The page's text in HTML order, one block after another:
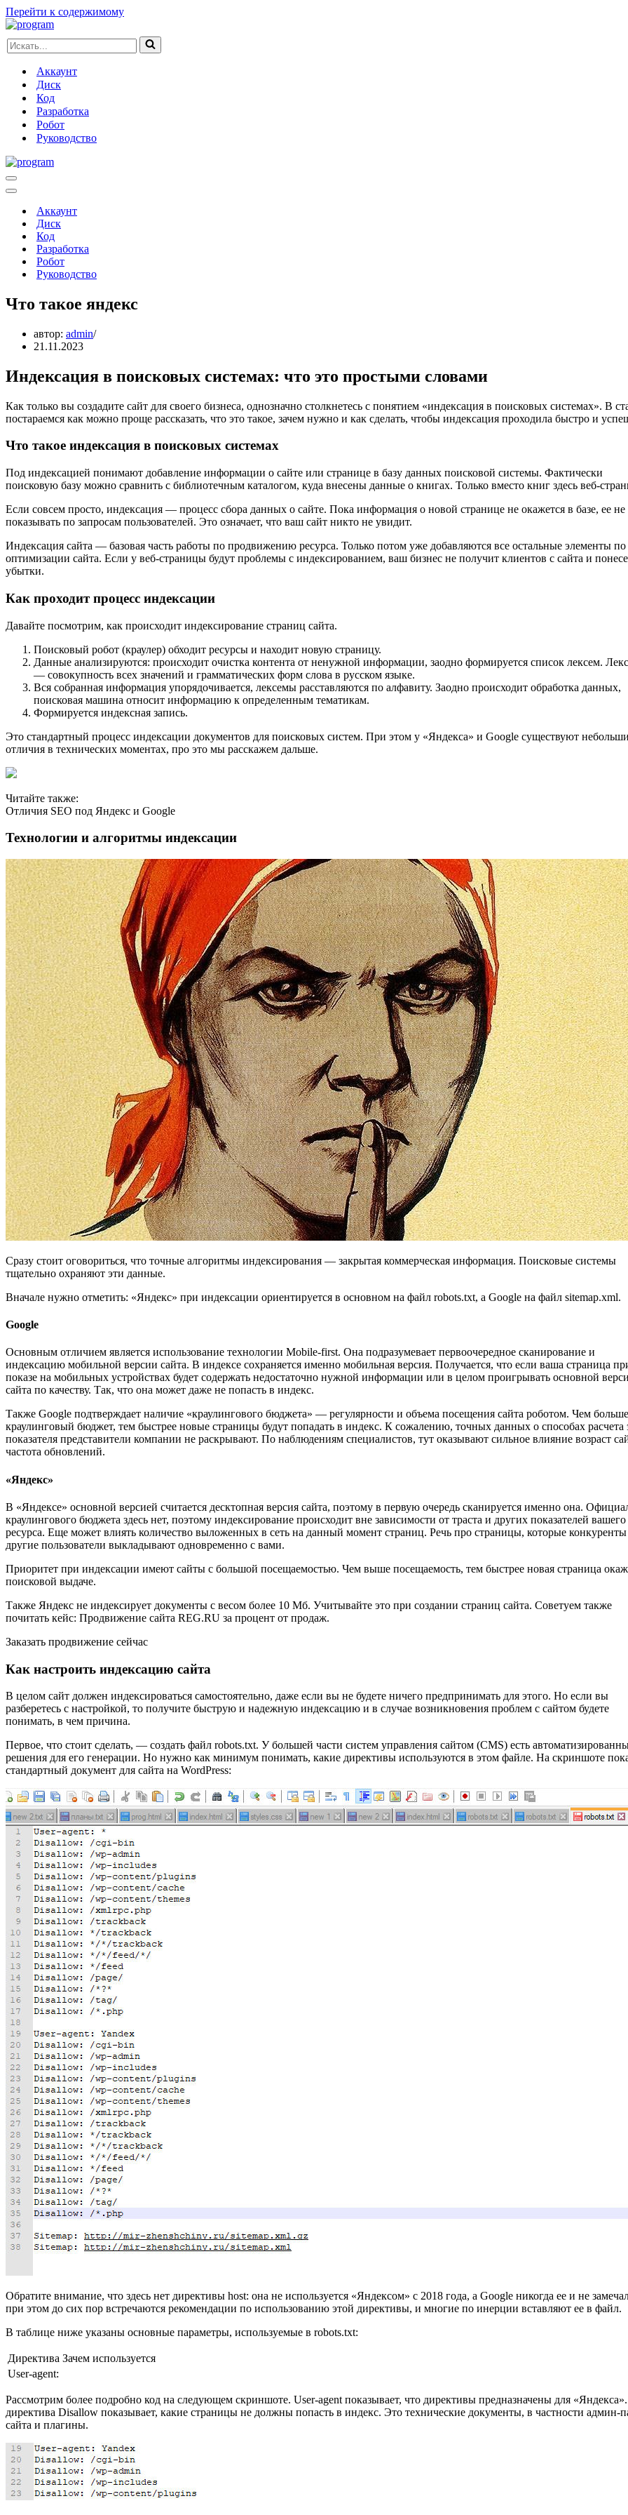
Перейти к содержимому
Искать...
Аккаунт
Диск
Код
Разработка
Робот
Руководство
Меню
навигации
Меню
навигацииАккаунт
Диск
Код
Разработка
Робот
Руководство
Что такое яндекс
автор: admin
21.11.2023
Индексация в поисковых системах: что это простыми словами
Как только вы создадите сайт для своего бизнеса, однозначно столкнетесь с понятием «индексация в поисковых системах». В
постараемся как можно проще рассказать, что это такое, зачем нужно и как сделать, чтобы индексация проходила быстро и
Что такое индексация в поисковых системах
Под индексацией понимают добавление информации о сайте или странице в базу данных поисковой системы. Фактически
поисковую базу можно сравнить с библиотечным каталогом, куда внесены данные о книгах. Только вместо книг здесь веб-
Если совсем просто, индексация — процесс сбора данных о сайте. Пока информация о новой странице не окажется в базе, ее не
показывать по запросам пользователей. Это означает, что ваш сайт никто не увидит.
Индексация сайта — базовая часть работы по продвижению ресурса. Только потом уже добавляются все остальные элементы по
оптимизации сайта. Если у веб-страницы будут проблемы с индексированием, ваш бизнес не получит клиентов с сайта и
убытки.
Как проходит процесс индексации
Давайте посмотрим, как происходит индексирование страниц сайта.
Поисковый робот (краулер) обходит ресурсы и находит новую страницу.
Данные анализируются: происходит очистка контента от ненужной информации, заодно формируется список лексем.
— совокупность всех значений и грамматических форм слова в русском языке.
Вся собранная информация упорядочивается, лексемы расставляются по алфавиту. Заодно происходит обработка данных,
поисковая машина относит информацию к определенным тематикам.
Формируется индексная запись.
Это стандартный процесс индексации документов для поисковых систем. При этом у «Яндекса» и Google существуют
отличия в технических моментах, про это мы расскажем дальше.
Читайте также:
Отличия SEO под Яндекс и Google
Технологии и алгоритмы индексации
Сразу стоит оговориться, что точные алгоритмы индексирования — закрытая коммерческая информация. Поисковые системы
тщательно охраняют эти данные.
Вначале нужно отметить: «Яндекс» при индексации ориентируется в основном на файл robots.txt, а Google на файл sitemap.xml.
Google
Основным отличием является использование технологии Mobile-first. Она подразумевает первоочередное сканирование и
индексацию мобильной версии сайта. В индексе сохраняется именно мобильная версия. Получается, что если ваша страница
показе на мобильных устройствах будет содержать недостаточно нужной информации или в целом проигрывать основной
сайта по качеству. Так, что она может даже не попасть в индекс.
Также Google подтверждает наличие «краулингового бюджета» — регулярности и объема посещения сайта роботом. Чем больше
краулинговый бюджет, тем быстрее новые страницы будут попадать в индекс. К сожалению, точных данных о способах расчета
показателя представители компании не раскрывают. По наблюдениям специалистов, тут оказывают сильное влияние возраст
частота обновлений.
«Яндекс»
В «Яндексе» основной версией считается десктопная версия сайта, поэтому в первую очередь сканируется именно она.
краулингового бюджета здесь нет, поэтому индексирование происходит вне зависимости от траста и других показателей вашего
ресурса. Еще может влиять количество выложенных в сеть на данный момент страниц. Речь про страницы, которые
другие пользователи выкладывают одновременно с вами.
Приоритет при индексации имеют сайты с большой посещаемостью. Чем выше посещаемость, тем быстрее новая страница
поисковой выдаче.
Также Яндекс не индексирует документы с весом более 10 Мб. Учитывайте это при создании страниц сайта. Советуем также
почитать кейс: Продвижение сайта REG.RU за процент от продаж.
Заказать продвижение сейчас
Как настроить индексацию сайта
В целом сайт должен индексироваться самостоятельно, даже если вы не будете ничего предпринимать для этого. Но если вы
разберетесь с настройкой, то получите быструю и надежную индексацию и в случае возникновения проблем с сайтом будете
понимать, в чем причина.
Первое, что стоит сделать, — создать файл robots.txt. У большей части систем управления сайтом (CMS) есть
решения для его генерации. Но нужно как минимум понимать, какие директивы используются в этом файле. На скриншоте
стандартный документ для сайта на WordPress:
Обратите внимание, что здесь нет директивы host: она не используется «Яндексом» с 2018 года, а Google никогда ее и не
при этом до сих пор встречаются рекомендации по использованию этой директивы, и многие по инерции вставляют ее в файл.
В таблице ниже указаны основные параметры, используемые в robots.txt:
Директива Зачем используется
User-agent:
Рассмотрим более подробно код на следующем скриншоте. User-agent показывает, что директивы предназначены для
директива Disallow показывает, какие страницы не должны попасть в индекс. Это технические документы, в частности админ-
сайта и плагины.